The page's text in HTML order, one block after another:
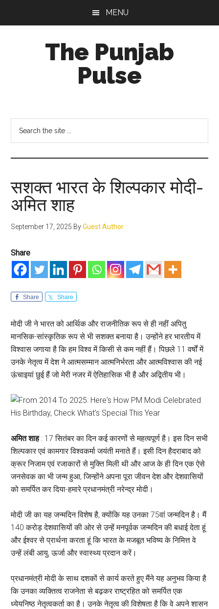
MENU
The Punjab
Pulse
Socio-
Cultural
Studies
सशक्त भारत के शिल्पकार मोदी-
अमित शाह
September 17, 2025 ByGuest Author
Share
Share Share
मोदी जी ने भारत को आर्थिक और राजनीतिक रूप से ही नहीं अपितु
मानसिक-सांस्कृतिक रूप से भी सशक्त बनाया है। उन्होंने हर भारतीय में
विश्वास जगाया है कि हम विश्व में किसी से कम नहीं हैं। पिछले 11 वर्षों में
उनके नेतृत्व में देश ने आत्मसम्मान आत्मनिर्भरता और आत्मविश्वास की नई
ऊंचाइयां छुई हैं जो मेरी नजर में ऐतिहासिक भी है और अद्वितीय भी।
अमित शाह: 17 सितंबर का दिन कई कारणों से महत्वपूर्ण है। इस दिन सभी
शिल्पकार एवं कामगार विश्वकर्मा जयंती मनाते हैं। इसी दिन हैदराबाद को
क्रूर निजाम एवं रजाकारों से मुक्ति मिली थी और आज के ही दिन एक ऐसे
जनसेवक का भी जन्म हुआ, जिन्होंने अपना पूरा जीवन देश और देशवासियों
को समर्पित कर दिया-हमारे प्रधानमंत्री नरेन्द्र मोदी।
मोदी जी का यह जन्मदिन विशेष है, क्योंकि यह उनका 75वां जन्मदिन है। मैं
140 करोड़ देशवासियों की ओर से उन्हें मनपूर्वक जन्मदिन की बधाई देता हूं
और ईश्वर से प्रार्थना करता हूं कि भारत के मजबूत भविष्य के निमित्त वे
उन्हें लंबी आयु, ऊर्जा और स्वास्थ्य प्रदान करें।
प्रधानमंत्री मोदी के साथ दशकों से कार्य करते हुए मैंने यह अनुभव किया है
कि उनका व्यक्तित्व राजनेता से बढ़कर राष्ट्रहित को समर्पित एक
ध्येयनिष्ठ नेतृत्वकर्ता का है। उनके नेतृत्व की विशेषता है कि वे अपने शासन